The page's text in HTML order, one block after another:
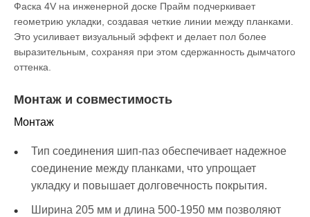
Фаска 4V на инженерной доске Прайм подчеркивает
геометрию укладки, создавая четкие линии между планками.
Это усиливает визуальный эффект и делает пол более
выразительным, сохраняя при этом сдержанность дымчатого
оттенка.
Монтаж и совместимость
Монтаж
Тип соединения шип-паз обеспечивает надежное
соединение между планками, что упрощает
укладку и повышает долговечность покрытия.
Ширина 205 мм и длина 500-1950 мм позволяют